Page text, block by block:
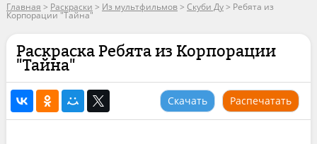
Главная > Раскраски > Из мультфильмов> Скуби Ду> Ребята из
Корпорации "Тайна"
Раскраска Ребята из Корпорации
"Тайна"
Скачать Распечатать